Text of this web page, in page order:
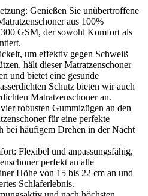
Genießen Sie unübertroffene
aus 100%
GSM, der sowohl Komfort als
um effektiv gegen Schweiß
hält dieser Matratzenschoner
und bietet eine gesunde
Schutz bieten wir auch
Matratzenschoner an.
robusten Gummizügen an den
für eine perfekte
bei häufigem Drehen in der Nacht
Flexibel und anpassungsfähig,
perfekt an alle
Höhe von 15 bis 22 cm an und
Schlaferlebnis.